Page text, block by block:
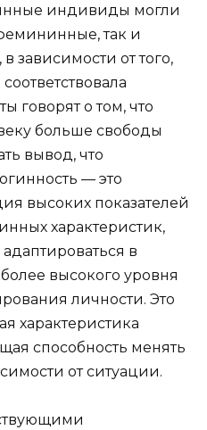
индивиды могли
так и
зависимости от того,
говорят о том, что
больше свободы
вывод, что
— это
высоких показателей
характеристик,
в
высокого уровня
личности. Это
характеристика
способность менять
от ситуации.